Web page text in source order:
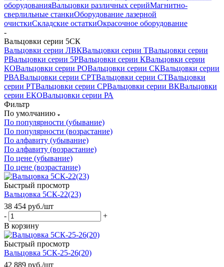
оборудованияВальцовки различных серийМагнитно-
сверлильные станкиОборудование лазерной
очисткиСкладские остаткиОкрасочное оборудование
-
Вальцовки серии 5СК
Вальцовки серии ЛВКВальцовки серии ТВальцовки серии
РВальцовки серии 5РВальцовки серии КВальцовки серии
КОВальцовки серии РОВальцовки серии СКВальцовки серии
РВАВальцовки серии СРТВальцовки серии СТВальцовки
серии РТВальцовки серии СРВальцовки серии ВКВальцовки
серии ЕКОВальцовки серии РА
Фильтр
По умолчанию
По популярности (убывание)
По популярности (возрастание)
По алфавиту (убывание)
По алфавиту (возрастание)
По цене (убывание)
По цене (возрастание)
Быстрый просмотр
Вальцовка 5СК-22(23)
38 454 руб./шт
-
+
В корзину
Быстрый просмотр
Вальцовка 5СК-25-26(20)
42 889 руб./шт